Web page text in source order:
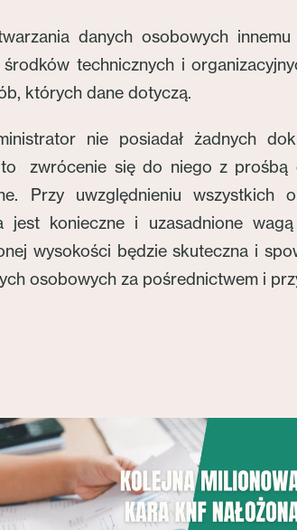
danych osobowych
technicznych i
których dane dotyczą.
nie posiadał żadnych
zwrócenie się do niego z
Przy uwzględnieniu wszystkich
jest konieczne i uzasadnione
wysokości będzie skuteczna i
osobowych za pośrednictwem i